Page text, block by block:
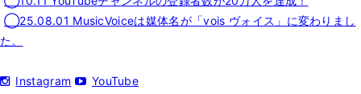
◯25.08.01 MusicVoiceは媒体名が「vois ヴォイス」に変わりまし
た。
Instagram YouTube